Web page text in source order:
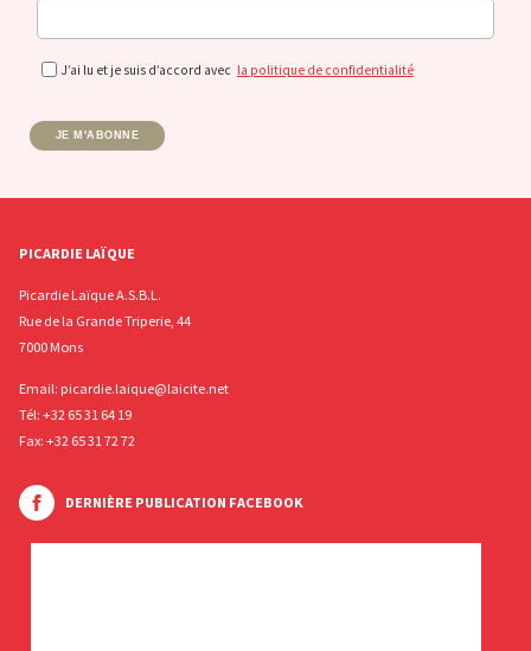
J’ai lu et je suis d’accord avec la politique de confidentialité
JE M'ABONNE
PICARDIE LAÏQUE
Picardie Laïque A.S.B.L.
Rue de la Grande Triperie, 44
7000 Mons
Email: picardie.laique@laicite.net
Tél: +32 65 31 64 19
Fax: +32 65 31 72 72
DERNIÈRE PUBLICATION FACEBOOK